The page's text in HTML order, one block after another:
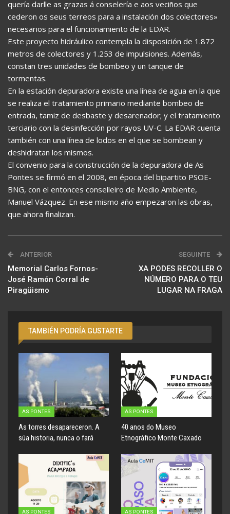
quería darlle as grazas á conselería e aos veciños que
cederon os seus terreos para a instalación dos colectores»
necesarios para el funcionamiento de la EDAR.
Este proyecto hidráulico contempla la disposición de 1.872
metros de colectores y 1.253 de impulsiones. Además,
constan tres unidades de bombeo y un tanque de
tormentas.
En la estación depuradora existe una línea de agua en la que
se realiza el tratamiento primario mediante bombeo de
entrada, tamiz de desbaste y desarenador; y el tratamiento
terciario con la desinfección por rayos UV-C. La EDAR cuenta
también con una línea de lodos en el que se bombean y
deshidratan los mismos.
El convenio para la construcción de la depuradora de As
Pontes se firmó en el 2008, en época del bipartito PSOE-
BNG, con el entonces conselleiro de Medio Ambiente,
Manuel Vázquez. En ese mismo año empezaron las obras,
que ahora finalizan.
ANTERIOR
Memorial Carlos Fornos-
José Ramón Corral de
Piragüismo
SEGUINTE
XA PODES RECOLLER O
NÚMERO PARA O TEU
LUGAR NA FRAGA
TAMBIÉN PODRÍA GUSTARTE
AS PONTES
As torres desapareceron. A
súa historia, nunca o fará
AS PONTES
40 anos do Museo
Etnográfico Monte Caxado
AS PONTES AS PONTES